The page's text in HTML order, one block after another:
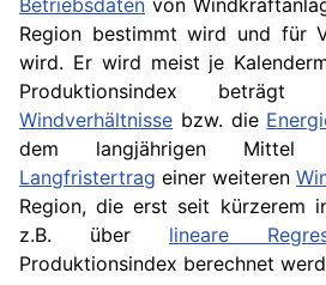
Betriebsdaten von
Region bestimmt wird und für
wird. Er wird meist je
Produktionsindex
Windverhältnisse bzw. die
dem langjährigen Mittel
Langfristertrag einer weiteren
Region, die erst seit kürzerem
z.B. über lineare
Produktionsindex berechnet